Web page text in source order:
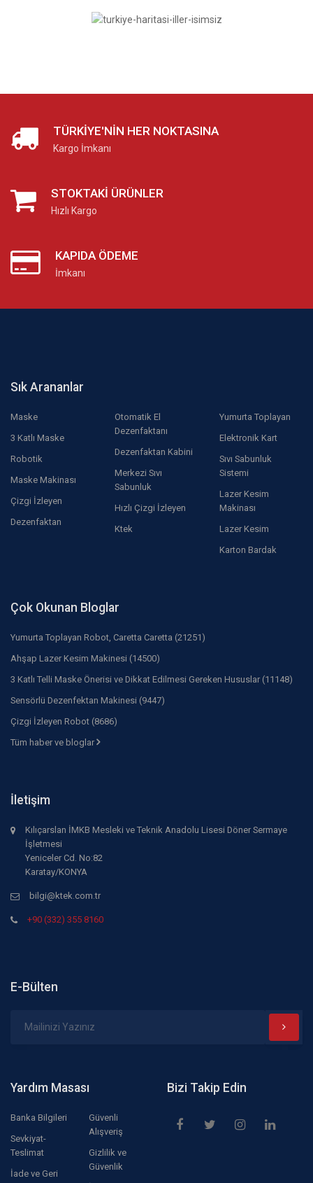
TÜRKIYE'NIN HER NOKTASINA
Kargo İmkanı
STOKTAKI ÜRÜNLER
Hızlı Kargo
KAPIDA ÖDEME
İmkanı
Sık Arananlar
Maske
3 Katlı Maske
Robotik
Maske Makinası
Çizgi İzleyen
Dezenfaktan
Otomatik El
Dezenfaktanı
Dezenfaktan Kabini
Merkezi Sıvı
Sabunluk
Hızlı Çizgi İzleyen
Ktek
Yumurta Toplayan
Elektronik Kart
Sıvı Sabunluk
Sistemi
Lazer Kesim
Makinası
Lazer Kesim
Karton Bardak
Çok Okunan Bloglar
Yumurta Toplayan Robot, Caretta Caretta (21251)
Ahşap Lazer Kesim Makinesi (14500)
3 Katlı Telli Maske Önerisi ve Dikkat Edilmesi Gereken Hususlar (11148)
Sensörlü Dezenfektan Makinesi (9447)
Çizgi İzleyen Robot (8686)
Tüm haber ve bloglar
İletişim
Kılıçarslan İMKB Mesleki ve Teknik Anadolu Lisesi Döner Sermaye
İşletmesi
Yeniceler Cd. No:82
Karatay/KONYA
bilgi@ktek.com.tr
+90 (332) 355 8160
E-Bülten
Yardım Masası
Banka Bilgileri
Sevkiyat-
Teslimat
İade ve Geri
Güvenli
Alışveriş
Gizlilik ve
Güvenlik
Bizi Takip Edin